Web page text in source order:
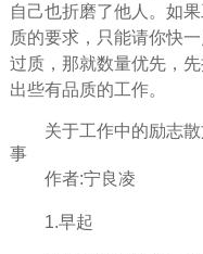
自己也折磨了他人。如
质的要求，只能请你快
过质，那就数量优先，
出些有品质的工作。
关于工作中的励志
事
作者:宁良凌
1.早起